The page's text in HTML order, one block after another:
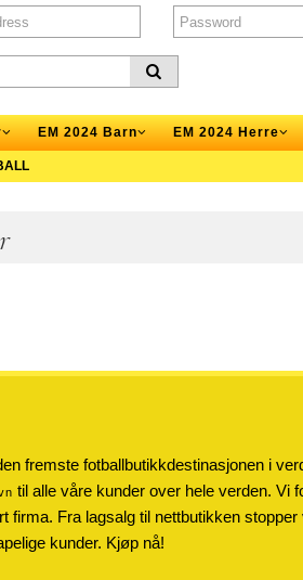
EM 2024 Barn EM 2024 Herre
fremste fotballbutikkdestinasjonen i
til alle våre kunder over hele verden. Vi
firma. Fra lagsalg til nettbutikken
kunder. Kjøp nå!